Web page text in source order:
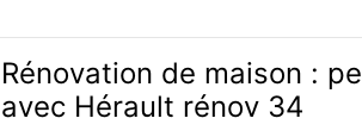
Rénovation de maison :
avec Hérault rénov 34